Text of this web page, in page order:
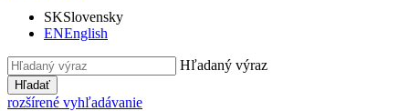
SKSlovensky
ENEnglish
Hľadaný výraz
Hľadať
rozšírené vyhľadávanie